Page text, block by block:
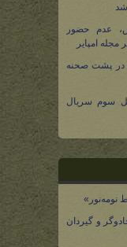
عدم حضور
امپایر
در پشت صحنه
سوم سریال
و گیردان